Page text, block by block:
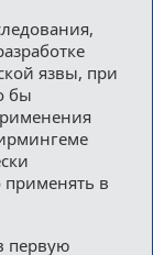
язвы, при
бы
в
первую